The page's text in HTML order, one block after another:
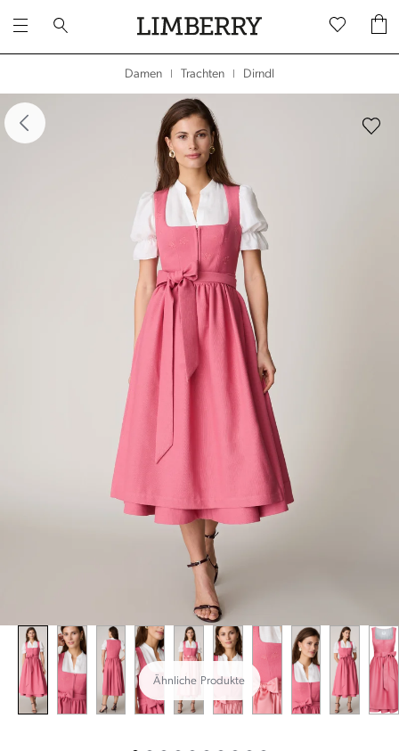
Damen Trachten Dirndl
überspringen
Ähnliche Produkte